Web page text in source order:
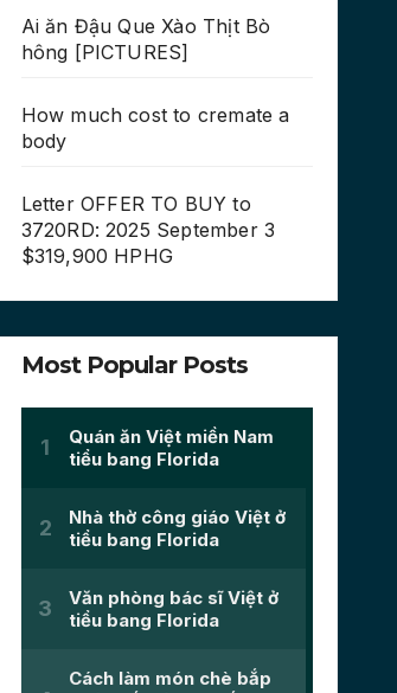
Ai ăn Đậu Que Xào Thịt Bò
hông [PICTURES]
How much cost to cremate a
body
Letter OFFER TO BUY to
3720RD: 2025 September 3
$319,900 HPHG
Most Popular Posts